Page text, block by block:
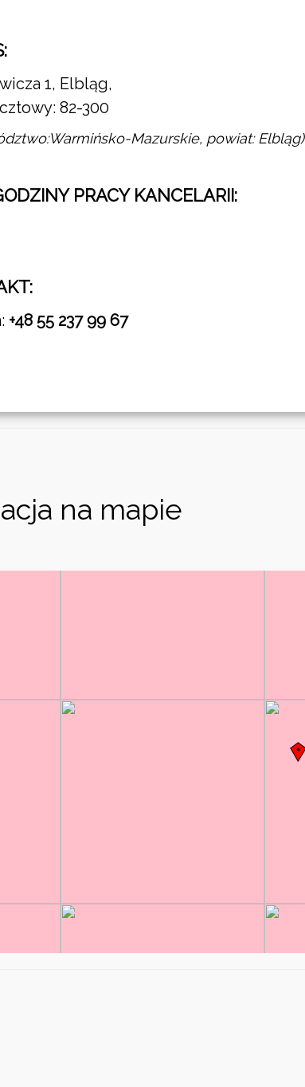
1, Elbląg,
82-300
Mazurskie, powiat: Elbląg)
PRACY KANCELARII:
+48 55 237 99 67
na mapie